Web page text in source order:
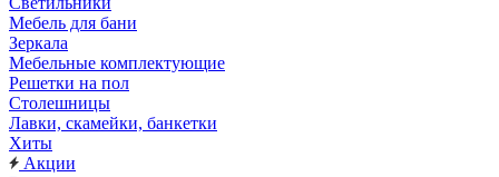
Мебель для бани
Зеркала
Мебельные комплектующие
Решетки на пол
Столешницы
Лавки, скамейки, банкетки
Хиты
Акции